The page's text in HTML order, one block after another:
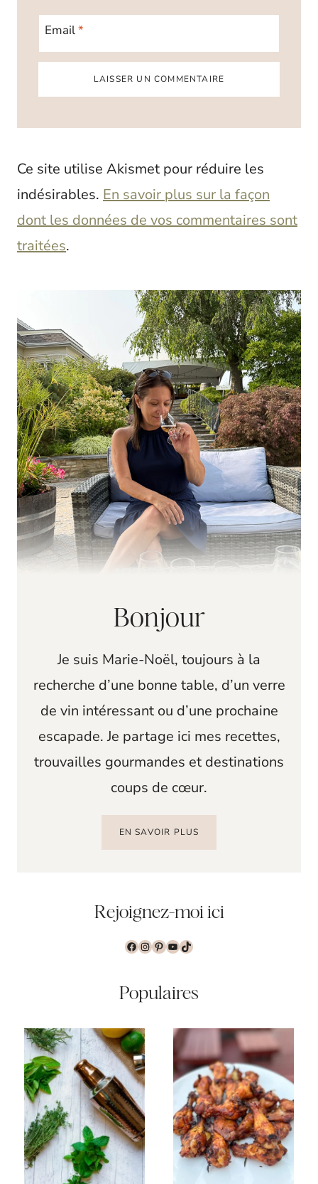
Email*
Ce site utilise Akismet pour réduire les
indésirables. En savoir plus sur la façon
dont les données de vos commentaires sont
traitées.
Bonjour
Je suis Marie-Noël, toujours à la
recherche d’une bonne table, d’un verre
de vin intéressant ou d’une prochaine
escapade. Je partage ici mes recettes,
trouvailles gourmandes et destinations
coups de cœur.
EN SAVOIR PLUS
Rejoignez-moi ici
Facebook InstagramPinterest YouTubeTikTok
Populaires